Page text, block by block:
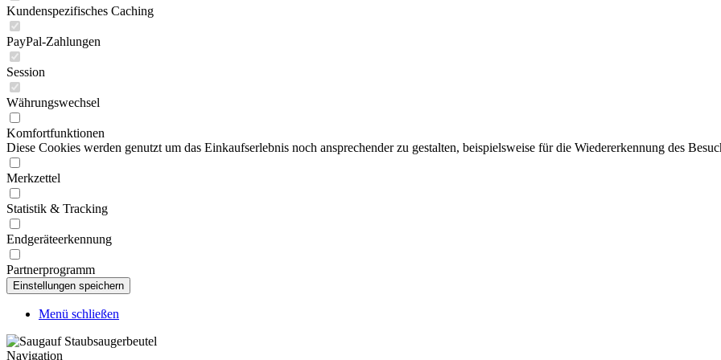
Kundenspezifisches Caching
PayPal-Zahlungen
Session
Währungswechsel
Komfortfunktionen
Diese Cookies werden genutzt um das Einkaufserlebnis noch ansprechender zu gestalten, beispielsweise für die Wiedererkennung des
Merkzettel
Statistik & Tracking
Endgeräteerkennung
Partnerprogramm
Menü schließen
Navigation